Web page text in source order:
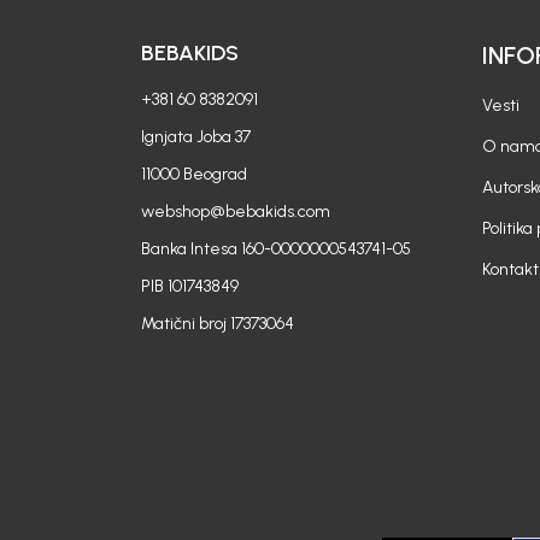
BEBAKIDS
+381 60 8382091
Ignjata Joba 37
11000 Beograd
webshop@bebakids.com
Banka Intesa 160-0000000543741-05
PIB 101743849
Matični broj 17373064
Vesti
O
Politika
Kontakt